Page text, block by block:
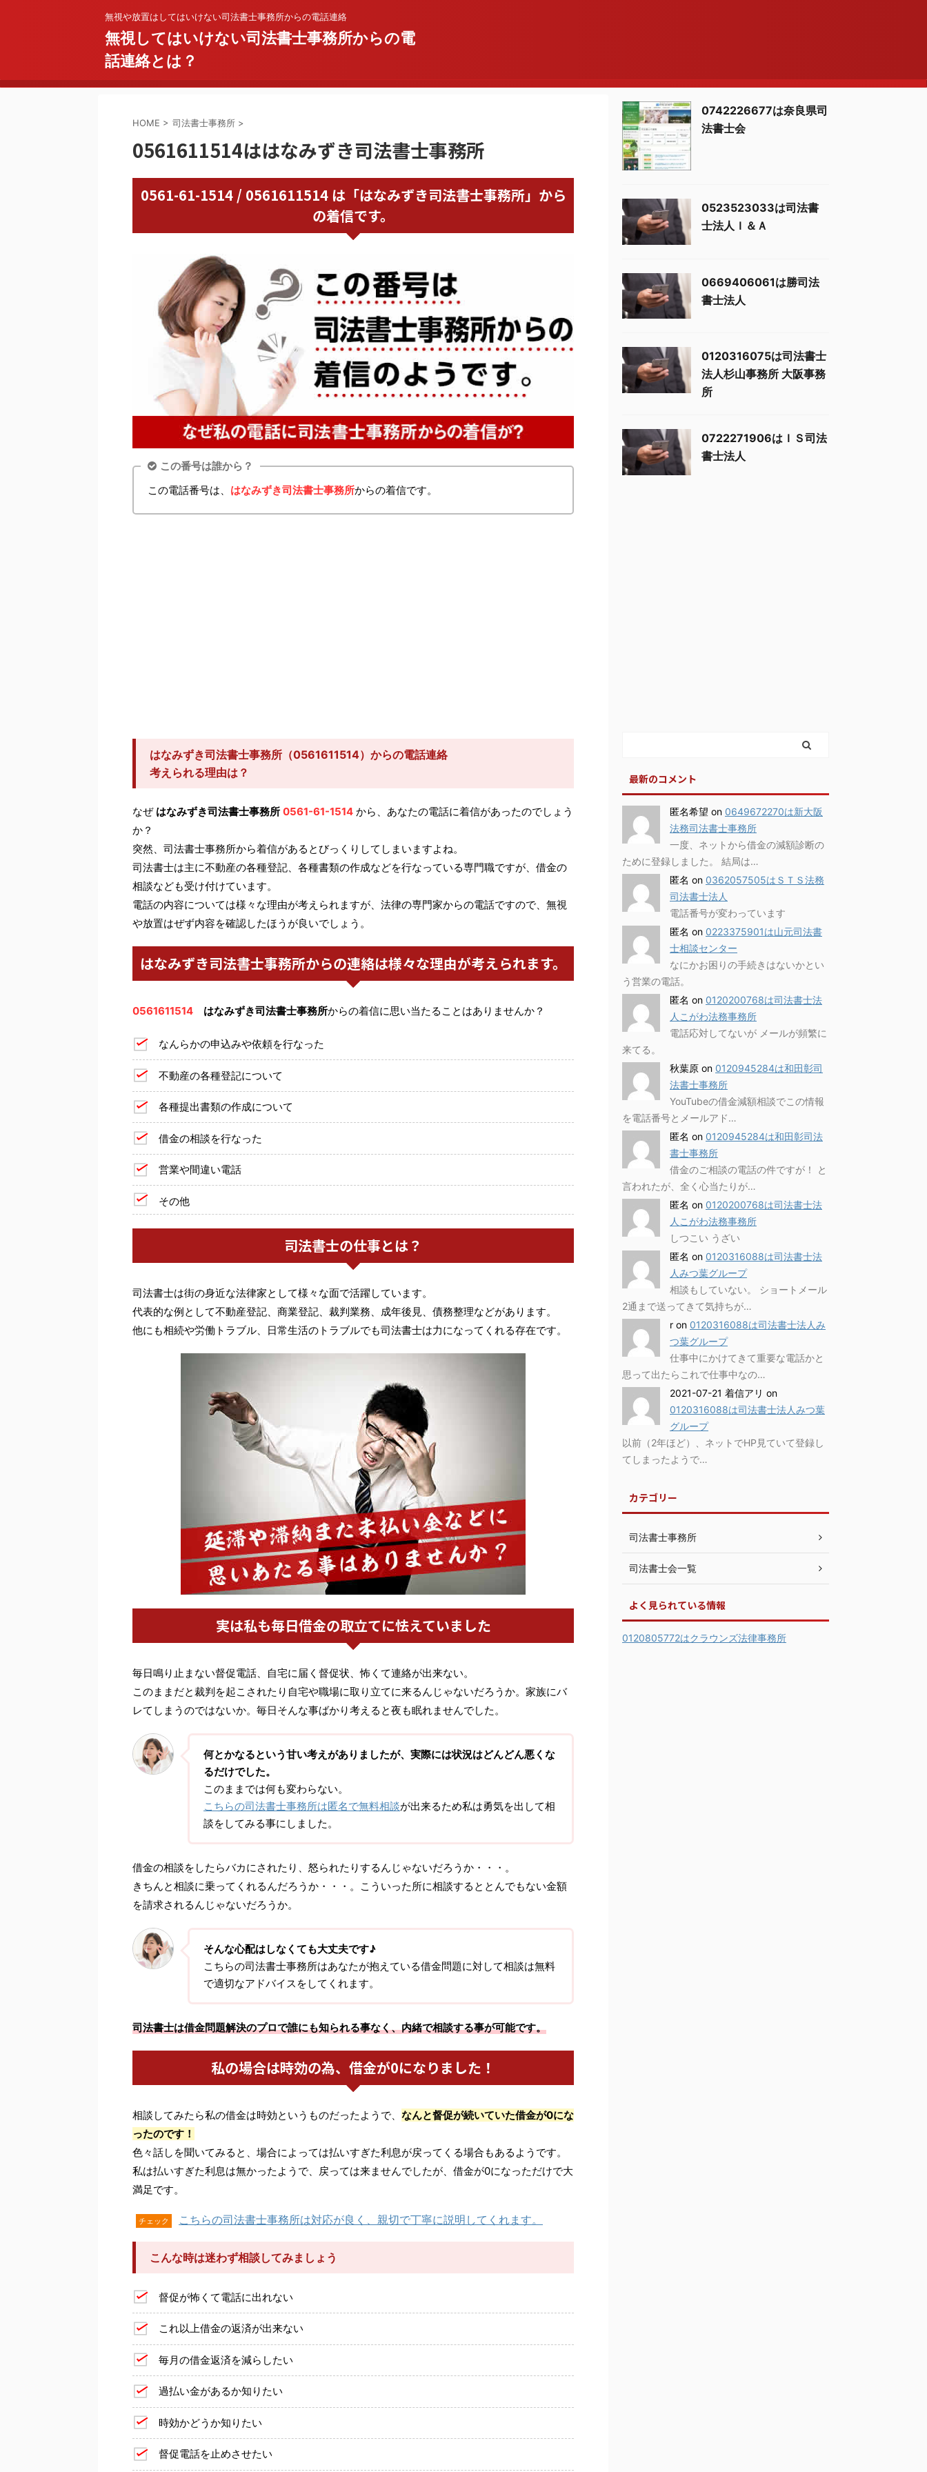
無視や放置はしてはいけない司法書士事務所からの電話連絡
無視してはいけない司法書士事務所からの電
話連絡とは？
HOME > 司法書士事務所 >
0561611514ははなみずき司法書士事務所
0561-61-1514 / 0561611514 は「はなみずき司法書士事務所」から
の着信です。
この番号は誰から？
この電話番号は、 はなみずき司法書士事務所からの着信です。
はなみずき司法書士事務所（0561611514）からの電話連絡
考えられる理由は？
なぜ はなみずき司法書士事務所 0561-61-1514 から、あなたの電話に着信があったのでしょう
か？
突然、司法書士事務所から着信があるとびっくりしてしまいますよね。
司法書士は主に不動産の各種登記、各種書類の作成などを行なっている専門職ですが、借金の
相談なども受け付けています。
電話の内容については様々な理由が考えられますが、法律の専門家からの電話ですので、無視
や放置はぜず内容を確認したほうが良いでしょう。
はなみずき司法書士事務所からの連絡は様々な理由が考えられます。
0561611514 はなみずき司法書士事務所からの着信に思い当たることはありませんか？
なんらかの申込みや依頼を行なった
不動産の各種登記について
各種提出書類の作成について
借金の相談を行なった
営業や間違い電話
その他
司法書士の仕事とは？
司法書士は街の身近な法律家として様々な面で活躍しています。
代表的な例として不動産登記、商業登記、裁判業務、成年後見、債務整理などがあります。
他にも相続や労働トラブル、日常生活のトラブルでも司法書士は力になってくれる存在です。
実は私も毎日借金の取立てに怯えていました
毎日鳴り止まない督促電話、自宅に届く督促状、怖くて連絡が出来ない。
このままだと裁判を起こされたり自宅や職場に取り立てに来るんじゃないだろうか。家族にバ
レてしまうのではないか。毎日そんな事ばかり考えると夜も眠れませんでした。
何とかなるという甘い考えがありましたが、実際には状況はどんどん悪くな
るだけでした。
このままでは何も変わらない。
こちらの司法書士事務所は匿名で無料相談が出来るため私は勇気を出して相
談をしてみる事にしました。
借金の相談をしたらバカにされたり、怒られたりするんじゃないだろうか・・・。
きちんと相談に乗ってくれるんだろうか・・・。こういった所に相談するととんでもない金額
を請求されるんじゃないだろうか。
そんな心配はしなくても大丈夫です♪
こちらの司法書士事務所はあなたが抱えている借金問題に対して相談は無料
で適切なアドバイスをしてくれます。
司法書士は借金問題解決のプロで誰にも知られる事なく、内緒で相談する事が可能です。
私の場合は時効の為、借金が0になりました！
相談してみたら私の借金は時効というものだったようで、 なんと督促が続いていた借金が0にな
ったのです！
色々話しを聞いてみると、場合によっては払いすぎた利息が戻ってくる場合もあるようです。
私は払いすぎた利息は無かったようで、戻っては来ませんでしたが、借金が0になっただけで大
満足です。
チェック こちらの司法書士事務所は対応が良く、親切で丁寧に説明してくれます。
こんな時は迷わず相談してみましょう
督促が怖くて電話に出れない
これ以上借金の返済が出来ない
毎月の借金返済を減らしたい
過払い金があるか知りたい
時効かどうか知りたい
督促電話を止めさせたい
0742226677は奈良県司
法書士会
0523523033は司法書
士法人Ｉ＆Ａ
0669406061は勝司法
書士法人
0120316075は司法書士
法人杉山事務所 大阪事務
所
0722271906はＩＳ司法
書士法人
最新のコメント
匿名希望 on 0649672270は新大阪
法務司法書士事務所
一度、ネットから借金の減額診断の
ために登録しました。 結局は…
匿名 on 0362057505はＳＴＳ法務
司法書士法人
電話番号が変わっています
匿名 on 0223375901は山元司法書
士相談センター
なにかお困りの手続きはないかとい
う営業の電話。
匿名 on 0120200768は司法書士法
人こがわ法務事務所
電話応対してないが メールが頻繁に
来てる。
秋葉原 on 0120945284は和田彰司
法書士事務所
YouTubeの借金減額相談でこの情報
を電話番号とメールアド…
匿名 on 0120945284は和田彰司法
書士事務所
借金のご相談の電話の件ですが！ と
言われたが、全く心当たりが…
匿名 on 0120200768は司法書士法
人こがわ法務事務所
しつこい うざい
匿名 on 0120316088は司法書士法
人みつ葉グループ
相談もしていない。 ショートメール
2通まで送ってきて気持ちが…
r on 0120316088は司法書士法人み
つ葉グループ
仕事中にかけてきて重要な電話かと
思って出たらこれで仕事中なの…
2021-07-21 着信アリ on
0120316088は司法書士法人みつ葉
グループ
以前（2年ほど）、ネットでHP見ていて登録し
てしまったようで…
カテゴリー
司法書士事務所
司法書士会一覧
よく見られている情報
0120805772はクラウンズ法律事務所